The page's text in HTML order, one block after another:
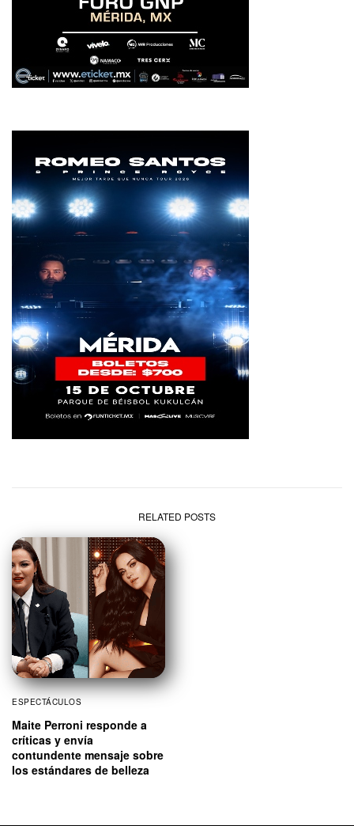
RELATED POSTS
ESPECTÁCULOS
Maite Perroni responde a
críticas y envía
contundente mensaje sobre
los estándares de belleza